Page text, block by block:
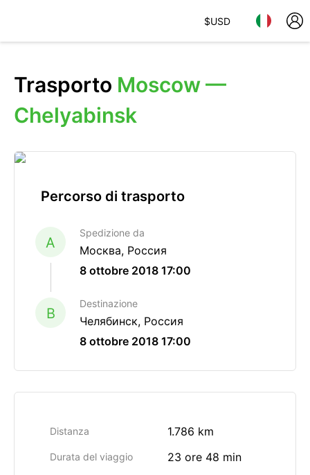
$USD
Trasporto Moscow —
Chelyabinsk
Percorso di trasporto
A
Spedizione da
Москва, Россия
8 ottobre 2018 17:00
B
Destinazione
Челябинск, Россия
8 ottobre 2018 17:00
Distanza 1.786 km
Durata del viaggio 23 ore 48 min